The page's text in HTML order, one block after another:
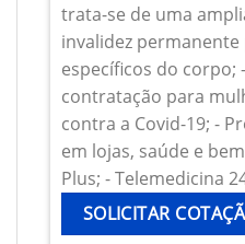
trata-se de uma
invalidez
específicos do corpo;
contratação para
contra a Covid-19; -
em lojas, saúde e
Plus; - Telemedicina
SOLICITAR